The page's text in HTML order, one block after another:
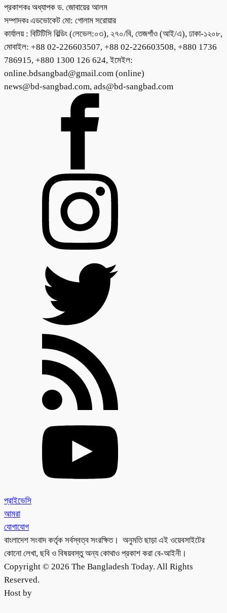
প্রকাশকঃ অধ্যাপক ড. জোবায়ের আলম
সম্পাদকঃ এডভোকেট মো: গোলাম সরোয়ার
কার্যালয় : বিটিটিসি বিল্ডিং (লেভেল:০৩), ২৭০/বি, তেজগাঁও (আই/এ), ঢাকা-১২০৮,
মোবাইল: +88 02-226603507, +88 02-226603508, +880 1736
786915, +880 1300 126 624, ইমেইল:
online.bdsangbad@gmail.com (online)
news@bd-sangbad.com, ads@bd-sangbad.com
প্রাইভেসি
আমরা
যোগাযোগ
বাংলাদেশ সংবাদ কর্তৃক সর্বস্বত্ব সংরক্ষিত। অনুমতি ছাড়া এই ওয়েবসাইটের
কোনো লেখা, ছবি ও বিষয়বস্তু অন্য কোথাও প্রকাশ করা বে-আইনী।
Copyright © 2026 The Bangladesh Today. All Rights
Reserved.
Host by